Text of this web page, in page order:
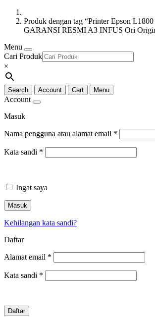
Produk dengan tag “Printer Epson
GARANSI RESMI A3 INFUS Ori
Menu
Cari Produk
×
Search Account Cart Menu
Account
Masuk
Nama pengguna atau alamat email *
Kata sandi *
Ingat saya
Masuk
Kehilangan kata sandi?
Daftar
Alamat email *
Kata sandi *
Daftar